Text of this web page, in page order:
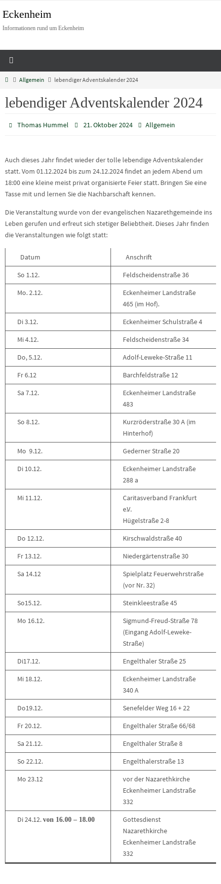
Eckenheim
Informationen rund um Eckenheim
Allgemein lebendiger Adventskalender 2024
lebendiger Adventskalender 2024
Thomas Hummel 21. Oktober 2024 Allgemein
Auch dieses Jahr findet wieder der tolle lebendige Adventskalender
statt. Vom 01.12.2024 bis zum 24.12.2024 findet an jedem Abend um
18:00 eine kleine meist privat organisierte Feier statt. Bringen Sie eine
Tasse mit und lernen Sie die Nachbarschaft kennen.
Die Veranstaltung wurde von der evangelischen Nazarethgemeinde ins
Leben gerufen und erfreut sich stetiger Beliebtheit. Dieses Jahr finden
die Veranstaltungen wie folgt statt:
Datum
Anschrift
So 1.12.
Feldscheidenstraße 36
Mo. 2.12.
Eckenheimer Landstraße
465 (im Hof).
Di 3.12.
Eckenheimer Schulstraße 4
Mi 4.12.
Feldscheidenstraße 34
Do, 5.12.
Adolf-Leweke-Straße 11
Fr 6.12
Barchfeldstraße 12
Sa 7.12.
Eckenheimer Landstraße
483
So 8.12.
Kurzröderstraße 30 A (im
Hinterhof)
Mo 9.12.
Gederner Straße 20
Di 10.12.
Eckenheimer Landstraße
288 a
Mi 11.12.
Caritasverband Frankfurt
e.V.
Hügelstraße 2-8
Do 12.12.
Kirschwaldstraße 40
Fr 13.12.
Niedergärtenstraße 30
Sa 14.12
Spielplatz Feuerwehrstraße
(vor Nr. 32)
So15.12.
Steinkleestraße 45
Mo 16.12.
Sigmund-Freud-Straße 78
(Eingang Adolf-Leweke-
Straße)
Di17.12.
Engelthaler Straße 25
Mi 18.12.
Eckenheimer Landstraße
340 A
Do19.12.
Senefelder Weg 16 + 22
Fr 20.12.
Engelthaler Straße 66/68
Sa 21.12.
Engelthaler Straße 8
So 22.12.
Engelthalerstraße 13
Mo 23.12
vor der Nazarethkirche
Eckenheimer Landstraße
332
Di 24.12.von 16.00 – 18.00
Gottesdienst
Nazarethkirche
Eckenheimer Landstraße
332